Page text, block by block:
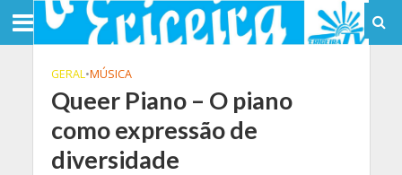
GERAL•MÚSICA
Queer Piano – O piano
como expressão de
diversidade